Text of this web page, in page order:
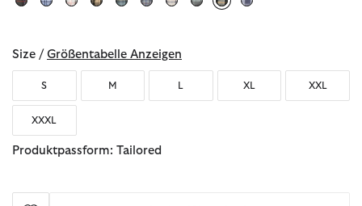
Size / Größentabelle Anzeigen
S M L XL XXL
XXXL
Produktpassform: Tailored